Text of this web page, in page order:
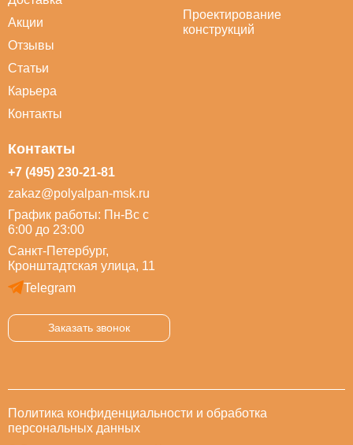
Акции
Отзывы
Статьи
Карьера
Контакты
Проектирование
конструкций
Контакты
+7 (495) 230-21-81
zakaz@polyalpan-msk.ru
График работы: Пн-Вс с
6:00 до 23:00
Санкт-Петербург,
Кронштадтская улица, 11
Telegram
Заказать звонок
Политика конфиденциальности и обработка
персональных данных